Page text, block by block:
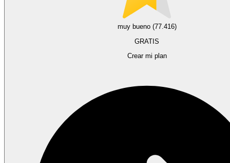
muy bueno (77.416)
GRATIS
Crear mi plan